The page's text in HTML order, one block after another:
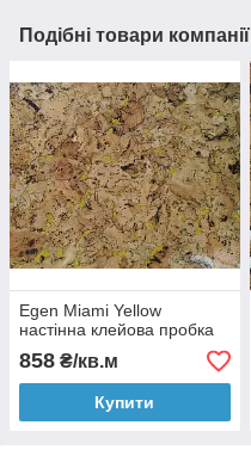
Подібні товари компанії
Egen Miami Yellow
настінна клейова пробка
858 ₴/кв.м
Купити